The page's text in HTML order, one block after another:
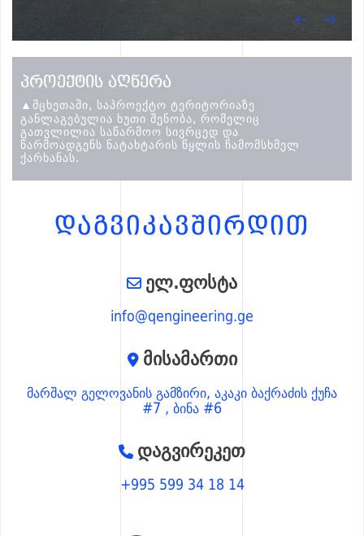
ᲞᲠᲝᲔᲥᲢᲘᲡ ᲐᲦᲬᲔᲠᲐ
▲მცხეთაში, საპროექტო ტერიტორიაზე
განლაგებულია ხუთი შენობა, რომელიც
გათვლილია საწარმოო სივრცედ და
წარმოადგენს ნატახტარის წყლის ჩამომსხმელ
ქარხანას.
ᲓᲐᲒᲕᲘᲙᲐᲕᲨᲘᲠᲓᲘᲗ
ელ.ფოსტა
info@qengineering.ge
მისამართი
მარშალ გელოვანის გამზირი, აკაკი ბაქრაძის ქუჩა
#7 , ბინა #6
დაგვირეკეთ
+995 599 34 18 14